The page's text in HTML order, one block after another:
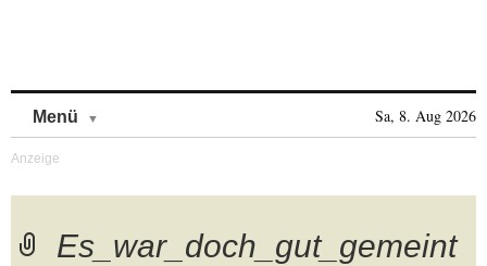
Menü Sa, 8. Aug 2026
Es_war_doch_gut_gemeint